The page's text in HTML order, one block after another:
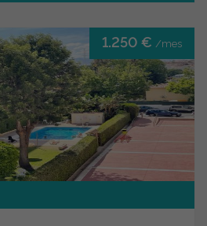
1.250 € /mes